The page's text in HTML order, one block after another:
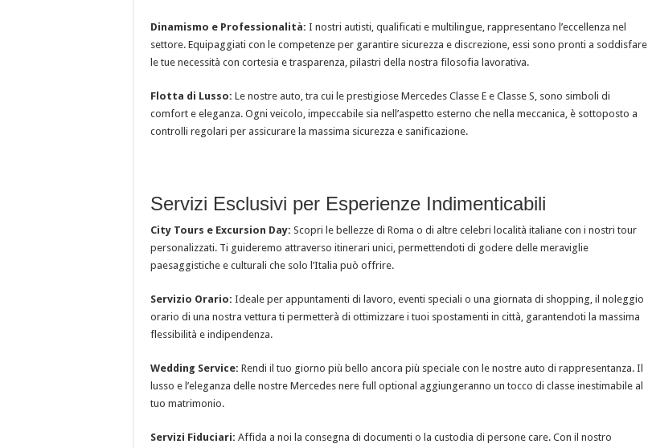
Dinamismo e Professionalità: I nostri autisti, qualificati e multilingue, rappresentano l’eccellenza nel
settore. Equipaggiati con le competenze per garantire sicurezza e discrezione, essi sono pronti a soddisfare
le tue necessità con cortesia e trasparenza, pilastri della nostra filosofia lavorativa.
Flotta di Lusso: Le nostre auto, tra cui le prestigiose Mercedes Classe E e Classe S, sono simboli di
comfort e eleganza. Ogni veicolo, impeccabile sia nell’aspetto esterno che nella meccanica, è sottoposto a
controlli regolari per assicurare la massima sicurezza e sanificazione.
Servizi Esclusivi per Esperienze Indimenticabili
City Tours e Excursion Day: Scopri le bellezze di Roma o di altre celebri località italiane con i nostri tour
personalizzati. Ti guideremo attraverso itinerari unici, permettendoti di godere delle meraviglie
paesaggistiche e culturali che solo l’Italia può offrire.
Servizio Orario: Ideale per appuntamenti di lavoro, eventi speciali o una giornata di shopping, il noleggio
orario di una nostra vettura ti permetterà di ottimizzare i tuoi spostamenti in città, garantendoti la massima
flessibilità e indipendenza.
Wedding Service: Rendi il tuo giorno più bello ancora più speciale con le nostre auto di rappresentanza. Il
lusso e l’eleganza delle nostre Mercedes nere full optional aggiungeranno un tocco di classe inestimabile al
tuo matrimonio.
Servizi Fiduciari: Affida a noi la consegna di documenti o la custodia di persone care. Con il nostro